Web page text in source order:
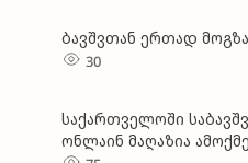
ბავშვთან ერთად
30